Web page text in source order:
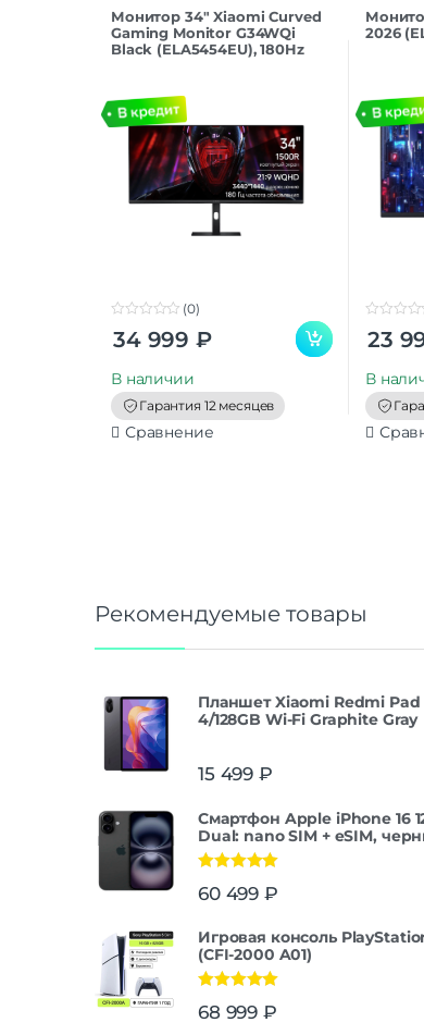
Монитор 34″ Xiaomi Curved
Gaming Monitor G34WQi
Black (ELA5454EU), 180Hz
o
o
(0)
34 999 ₽
В наличии
Гарантия 12 месяцев
Сравнение
2026
o
o
23
В
Рекомендуемые товары
Планшет Xiaomi Redmi Pad
4/128GB Wi-Fi Graphite Gray
15 499 ₽
Смартфон Apple iPhone 16
Dual: nano SIM + eSIM,
из 5
60 499 ₽
Игровая консоль
(CFI-2000 A01)
из 5
68 999 ₽